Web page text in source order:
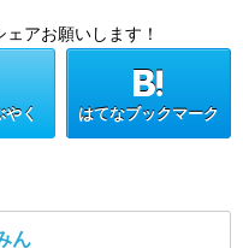
アお願いします！
く はてなブックマーク
ん